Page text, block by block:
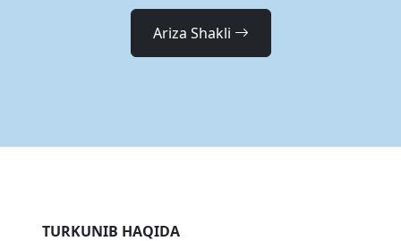
Ariza Shakli
TURKUNIB HAQIDA